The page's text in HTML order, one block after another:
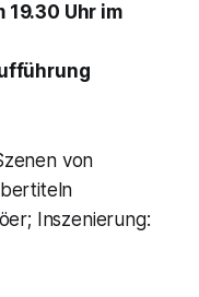
19.30 Uhr im
von
Inszenierung: